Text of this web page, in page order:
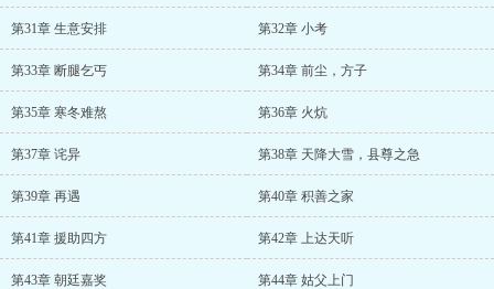
第31章 生意安排 第32章 小考
第33章 断腿乞丐 第34章 前尘，方子
第35章 寒冬难熬 第36章 火炕
第37章 诧异 第38章 天降大雪，县尊之急
第39章 再遇 第40章 积善之家
第41章 援助四方 第42章 上达天听
第43章 朝廷嘉奖 第44章 姑父上门